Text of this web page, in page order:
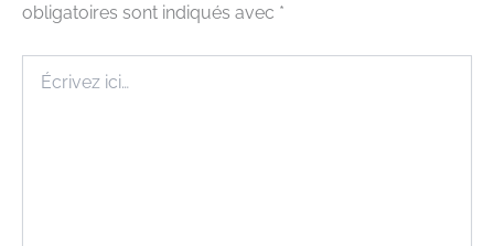
obligatoires sont indiqués avec *
ici…